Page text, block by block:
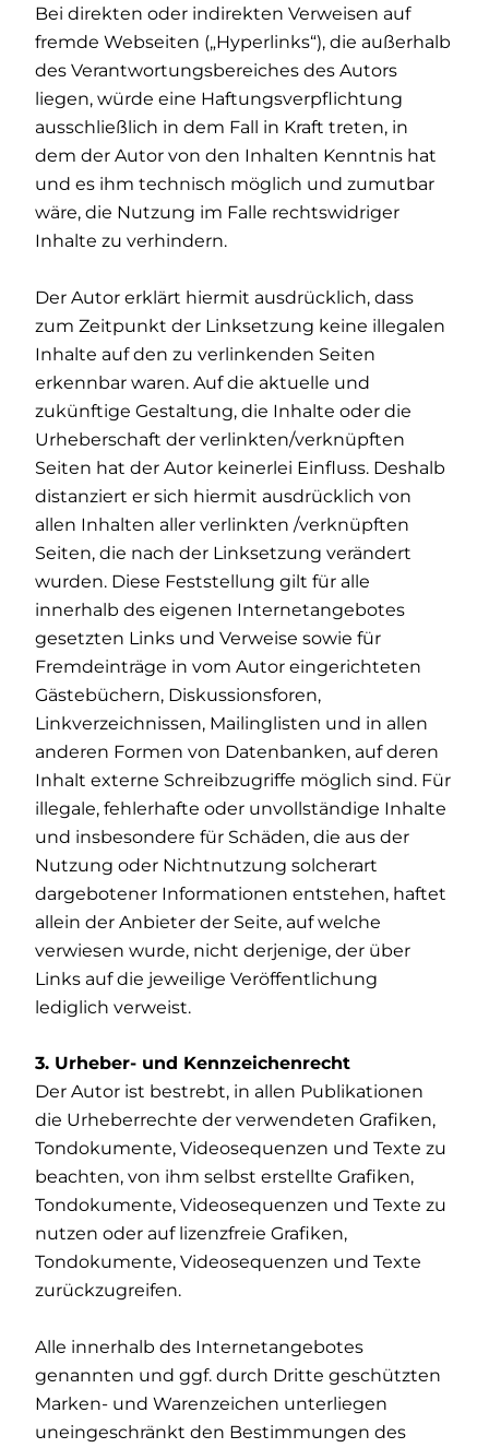
Bei direkten oder indirekten Verweisen auf
fremde Webseiten („Hyperlinks“), die außerhalb
des Verantwortungsbereiches des Autors
liegen, würde eine Haftungsverpflichtung
ausschließlich in dem Fall in Kraft treten, in
dem der Autor von den Inhalten Kenntnis hat
und es ihm technisch möglich und zumutbar
wäre, die Nutzung im Falle rechtswidriger
Inhalte zu verhindern.
Der Autor erklärt hiermit ausdrücklich, dass
zum Zeitpunkt der Linksetzung keine illegalen
Inhalte auf den zu verlinkenden Seiten
erkennbar waren. Auf die aktuelle und
zukünftige Gestaltung, die Inhalte oder die
Urheberschaft der verlinkten/verknüpften
Seiten hat der Autor keinerlei Einfluss. Deshalb
distanziert er sich hiermit ausdrücklich von
allen Inhalten aller verlinkten /verknüpften
Seiten, die nach der Linksetzung verändert
wurden. Diese Feststellung gilt für alle
innerhalb des eigenen Internetangebotes
gesetzten Links und Verweise sowie für
Fremdeinträge in vom Autor eingerichteten
Gästebüchern, Diskussionsforen,
Linkverzeichnissen, Mailinglisten und in allen
anderen Formen von Datenbanken, auf deren
Inhalt externe Schreibzugriffe möglich sind. Für
illegale, fehlerhafte oder unvollständige Inhalte
und insbesondere für Schäden, die aus der
Nutzung oder Nichtnutzung solcherart
dargebotener Informationen entstehen, haftet
allein der Anbieter der Seite, auf welche
verwiesen wurde, nicht derjenige, der über
Links auf die jeweilige Veröffentlichung
lediglich verweist.
3. Urheber- und Kennzeichenrecht
Der Autor ist bestrebt, in allen Publikationen
die Urheberrechte der verwendeten Grafiken,
Tondokumente, Videosequenzen und Texte zu
beachten, von ihm selbst erstellte Grafiken,
Tondokumente, Videosequenzen und Texte zu
nutzen oder auf lizenzfreie Grafiken,
Tondokumente, Videosequenzen und Texte
zurückzugreifen.
Alle innerhalb des Internetangebotes
genannten und ggf. durch Dritte geschützten
Marken- und Warenzeichen unterliegen
uneingeschränkt den Bestimmungen des